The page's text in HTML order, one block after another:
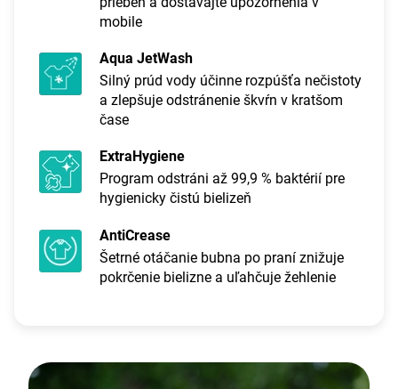
mobile
Aqua JetWash
Silný prúd vody účinne rozpúšťa nečistoty
a zlepšuje odstránenie škvŕn v kratšom
čase
ExtraHygiene
Program odstráni až 99,9 % baktérií pre
hygienicky čistú bielizeň
AntiCrease
Šetrné otáčanie bubna po praní znižuje
pokrčenie bielizne a uľahčuje žehlenie